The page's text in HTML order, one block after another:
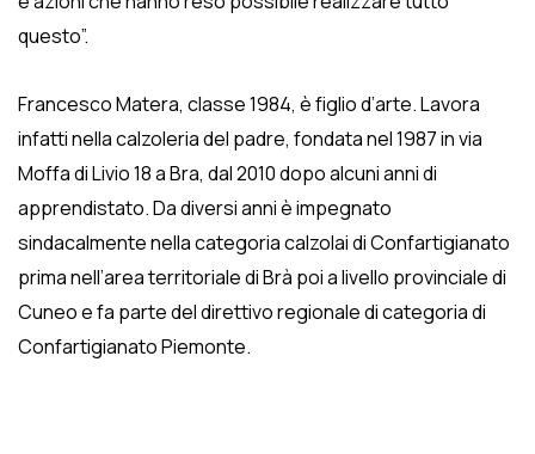
questo”.
Francesco Matera, classe 1984, è figlio d’arte. Lavora
infatti nella calzoleria del padre, fondata nel 1987 in via
Moffa di Livio 18 a Bra, dal 2010 dopo alcuni anni di
apprendistato. Da diversi anni è impegnato
sindacalmente nella categoria calzolai di Confartigianato
prima nell’area territoriale di Brà poi a livello provinciale di
Cuneo e fa parte del direttivo regionale di categoria di
Confartigianato Piemonte.